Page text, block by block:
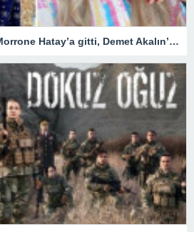
Ünlü oyuncu Michele Morrone Hatay’a gitti, Demet Akalın’dan yorum gecikmedi